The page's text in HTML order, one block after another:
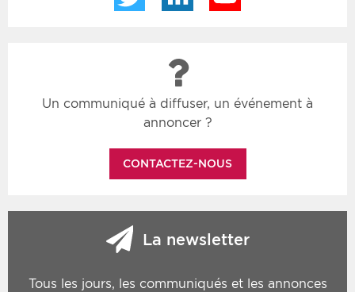
Un communiqué à diffuser, un événement à
annoncer ?
CONTACTEZ-NOUS
La newsletter
Tous les jours, les communiqués et les annonces